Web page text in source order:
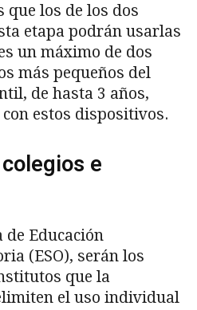
que los de los dos
etapa podrán usarlas
un máximo de dos
más pequeños del
de hasta 3 años,
estos dispositivos.
e
de Educación
(ESO), serán los
que la
el uso individual